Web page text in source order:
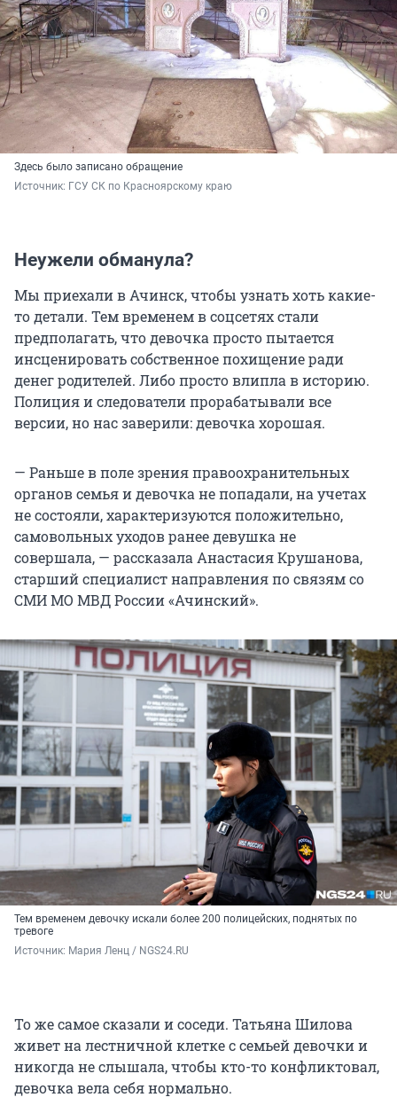
Здесь было записано обращение
Источник: ГСУ СК по Красноярскому краю
Неужели обманула?
Мы приехали в Ачинск, чтобы узнать хоть какие-
то детали. Тем временем в соцсетях стали
предполагать, что девочка просто пытается
инсценировать собственное похищение ради
денег родителей. Либо просто влипла в историю.
Полиция и следователи прорабатывали все
версии, но нас заверили: девочка хорошая.
— Раньше в поле зрения правоохранительных
органов семья и девочка не попадали, на учетах
не состояли, характеризуются положительно,
самовольных уходов ранее девушка не
совершала, — рассказала Анастасия Крушанова,
старший специалист направления по связям со
СМИ МО МВД России «Ачинский».
Тем временем девочку искали более 200 полицейских, поднятых по
тревоге
Источник: Мария Ленц / NGS24.RU
То же самое сказали и соседи. Татьяна Шилова
живет на лестничной клетке с семьей девочки и
никогда не слышала, чтобы кто-то конфликтовал,
девочка вела себя нормально.